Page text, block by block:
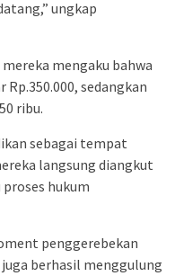
ungkap
mengaku bahwa
sedangkan
ribu.
sebagai tempat
langsung diangkut
hukum
penggerebekan
berhasil menggulung